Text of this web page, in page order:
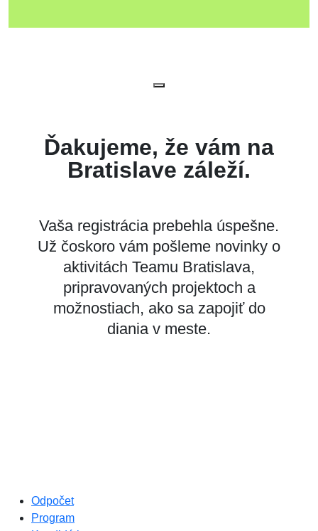
Ďakujeme, že vám na
Bratislave záleží.
Vaša registrácia prebehla úspešne.
Už čoskoro vám pošleme novinky o
aktivitách Teamu Bratislava,
pripravovaných projektoch a
možnostiach, ako sa zapojiť do
diania v meste.
Odpočet
Program